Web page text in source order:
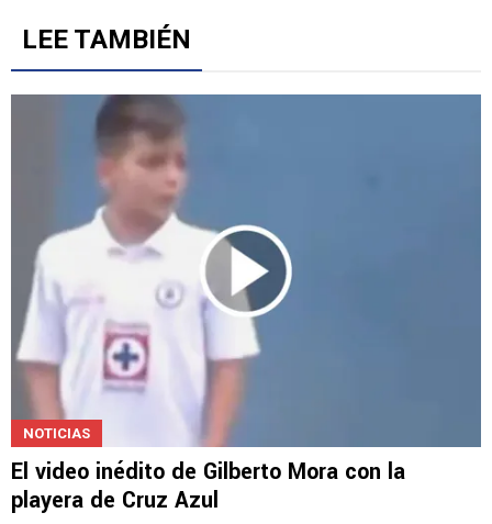
LEE TAMBIÉN
NOTICIAS
El video inédito de Gilberto Mora con la
playera de Cruz Azul